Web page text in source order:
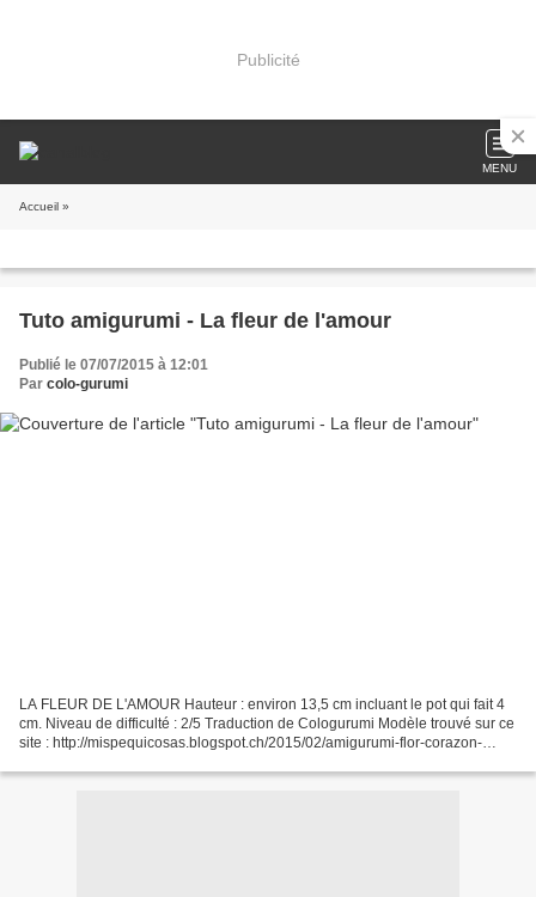
Publicité
MENU
Accueil »
Tuto amigurumi - La fleur de l'amour
Publié le 07/07/2015 à 12:01
Par colo-gurumi
LA FLEUR DE L'AMOUR Hauteur : environ 13,5 cm incluant le pot qui fait 4
cm. Niveau de difficulté : 2/5 Traduction de Cologurumi Modèle trouvé sur ce
site : http://mispequicosas.blogspot.ch/2015/02/amigurumi-flor-corazon-